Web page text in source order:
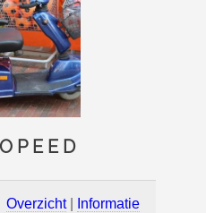
Overzicht|
Informatie